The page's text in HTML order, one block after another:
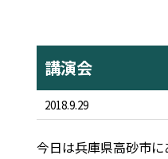
講演会
2018.9.29
今日は兵庫県高砂市に